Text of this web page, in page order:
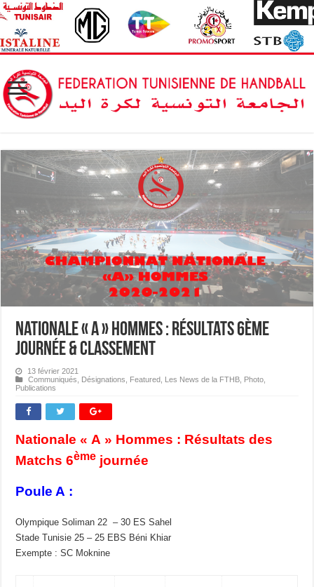
Nationale « A » Hommes : Résultats 6ème
journée & classement
13 février 2021
Communiqués
Désignations Featured Les News de la FTHB Photo
Publications
Nationale « A » Hommes : Résultats des
Matchs 6ème journée
Poule A :
Olympique Soliman 22 – 30 ES Sahel
Stade Tunisie 25 – 25 EBS Béni Khiar
Exempte : SC Moknine